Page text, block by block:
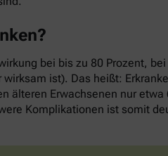
bei bis zu 80 Prozent,
ist). Das heißt:
älteren Erwachsenen nur
Komplikationen ist somit